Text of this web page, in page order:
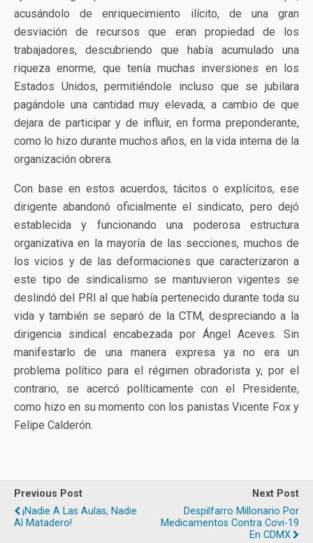
acusándolo de enriquecimiento ilícito, de una gran
desviación de recursos que eran propiedad de los
trabajadores, descubriendo que había acumulado una
riqueza enorme, que tenía muchas inversiones en los
Estados Unidos, permitiéndole incluso que se jubilara
pagándole una cantidad muy elevada, a cambio de que
dejara de participar y de influir, en forma preponderante,
como lo hizo durante muchos años, en la vida interna de la
organización obrera.
Con base en estos acuerdos, tácitos o explícitos, ese
dirigente abandonó oficialmente el sindicato, pero dejó
establecida y funcionando una poderosa estructura
organizativa en la mayoría de las secciones, muchos de
los vicios y de las deformaciones que caracterizaron a
este tipo de sindicalismo se mantuvieron vigentes se
deslindó del PRI al que había pertenecido durante toda su
vida y también se separó de la CTM, despreciando a la
dirigencia sindical encabezada por Ángel Aceves. Sin
manifestarlo de una manera expresa ya no era un
problema político para el régimen obradorista y, por el
contrario, se acercó políticamente con el Presidente,
como hizo en su momento con los panistas Vicente Fox y
Felipe Calderón.
Previous Post
¡Nadie A Las Aulas, Nadie
Al Matadero!
Next Post
Despilfarro Millonario Por
Medicamentos Contra Covi-19
En CDMX